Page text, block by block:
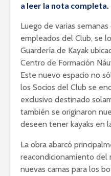
a leer la nota completa.
Luego de varias
empleados del Club, se
Guardería de Kayak
Centro de Formación
Este nuevo espacio no
los Socios del Club se
exclusivo destinado
también se originaron
deseen tener kayaks en
La obra abarcó
reacondicionamiento del
nuevas camas para los